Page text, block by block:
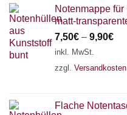
Notenmappe
matt-
7,50€ – 9,90€
inkl. MwSt.
zzgl. Versandkosten
Flache